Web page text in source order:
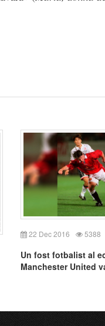
22 Dec 2016 5388
Un fost fotbalist al
Manchester United